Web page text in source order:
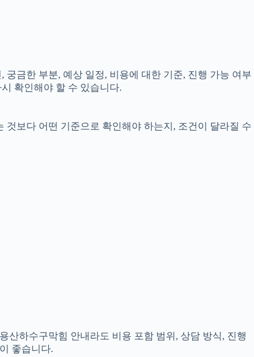
궁금한 부분, 예상 일정, 비용에 대한 기준, 진행 가능 여부
확인해야 할 수 있습니다.
것보다 어떤 기준으로 확인해야 하는지, 조건이 달라질 수
산하수구막힘 안내라도 비용 포함 범위, 상담 방식, 진행
좋습니다.